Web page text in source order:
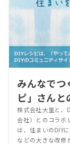
みんなでつ
ピ」さんと
株式会社大里と、
会社）とのコラボ
は、住まいのDIY
などの大きな改修